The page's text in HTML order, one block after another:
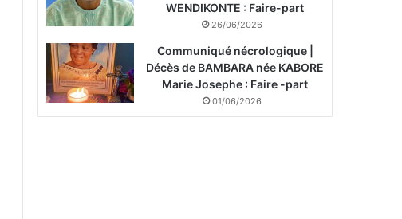
WENDIKONTE : Faire-part
26/06/2026
Communiqué nécrologique |
Décès de BAMBARA née KABORE
Marie Josephe : Faire -part
01/06/2026